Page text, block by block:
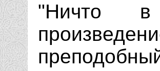
"Ничто